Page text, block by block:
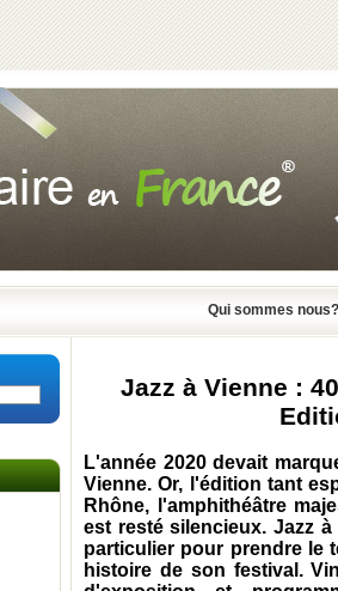
Qui sommes nous?
Jazz à Vienne :
L'année 2020 devait
Vienne. Or, l'édition tant
Rhône, l'amphithéâtre
est resté silencieux. Jazz
particulier pour prendre le
histoire de son festival.